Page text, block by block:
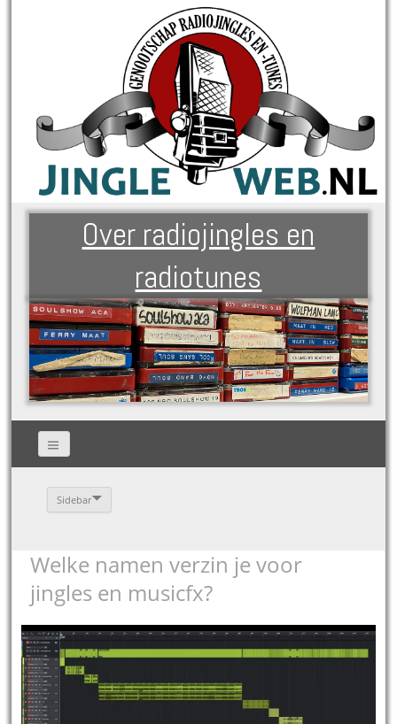
Over radiojingles en
radiotunes
Sidebar
Welke namen verzin je voor
jingles en musicfx?